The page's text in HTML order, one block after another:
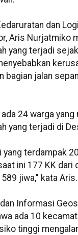
dan
Aris Nurjatmiko
yang terjadi
bagian jalan
24 warga
yang terjadi di
yang terdampak
ini 177 KK dari
jiwa," kata Aris.
Informasi
ada 10
tinggi